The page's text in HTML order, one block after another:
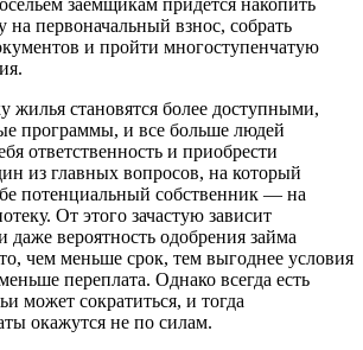
первоначальный взнос, собрать
и пройти многоступенчатую
жилья становятся более доступными,
программы, и все больше людей
ответственность и приобрести
из главных вопросов, на который
потенциальный собственник — на
От этого зачастую зависит
даже вероятность одобрения займа
чем меньше срок, тем выгоднее условия
переплата. Однако всегда есть
может сократиться, и тогда
окажутся не по силам.